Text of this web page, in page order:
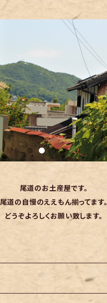
尾道のお土産屋です。
尾道の自慢のええもん揃ってます。
どうぞよろしくお願い致します。